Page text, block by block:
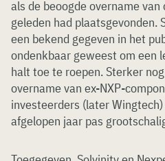
als de beoogde overname
geleden had plaatsgevonden.
een bekend gegeven in het
ondenkbaar geweest om een
halt toe te roepen. Sterker
overname van ex-NXP-
investeerders (later
afgelopen jaar pas